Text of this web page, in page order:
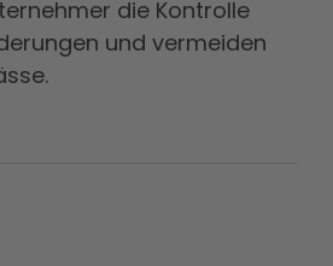
die Kontrolle
und vermeiden